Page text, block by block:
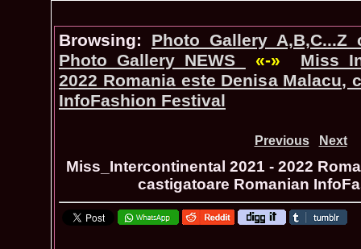
Browsing:
Photo_Gallery
Photo_Gallery NEWS
«-»
2022 Romania este Denisa Malacu,
InfoFashion Festival
Previous Next
Miss_Intercontinental 2021 - 2022
castigatoare Romanian